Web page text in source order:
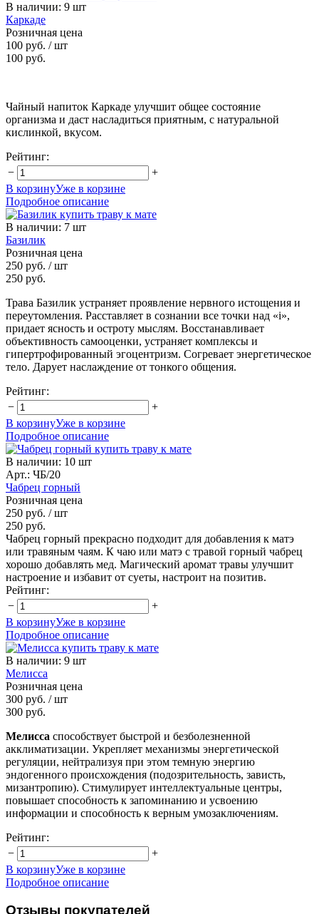
В наличии: 9 шт
Каркаде
Розничная цена
100 руб. / шт
100 руб.
Чайный напиток Каркаде улучшит общее состояние
организма и даст насладиться приятным, с натуральной
кислинкой, вкусом.
Рейтинг:
−
+
В корзинуУже в корзине
Подробное описание
В наличии: 7 шт
Базилик
Розничная цена
250 руб. / шт
250 руб.
Трава Базилик устраняет проявление нервного истощения и
переутомления. Расставляет в сознании все точки над «i»,
придает ясность и остроту мыслям. Восстанавливает
объективность самооценки, устраняет комплексы и
гипертрофированный эгоцентризм. Согревает энергетическое
тело. Дарует наслаждение от тонкого общения.
Рейтинг:
−
+
В корзинуУже в корзине
Подробное описание
В наличии: 10 шт
Арт.: ЧБ/20
Чабрец горный
Розничная цена
250 руб. / шт
250 руб.
Чабрец горный прекрасно подходит для добавления к матэ
или травяным чаям. К чаю или матэ с травой горный чабрец
хорошо добавлять мед. Магический аромат травы улучшит
настроение и избавит от суеты, настроит на позитив.
Рейтинг:
−
+
В корзинуУже в корзине
Подробное описание
В наличии: 9 шт
Мелисса
Розничная цена
300 руб. / шт
300 руб.
Мелисса способствует быстрой и безболезненной
акклиматизации. Укрепляет механизмы энергетической
регуляции, нейтрализуя при этом темную энергию
эндогенного происхождения (подозрительность, зависть,
мизантропию). Стимулирует интеллектуальные центры,
повышает способность к запоминанию и усвоению
информации и способность к верным умозаключениям.
Рейтинг:
−
+
В корзинуУже в корзине
Подробное описание
Отзывы покупателей